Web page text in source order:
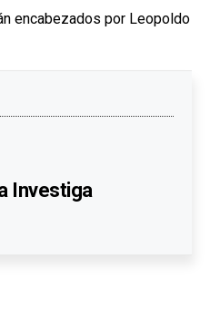
encabezados por Leopoldo
Investiga